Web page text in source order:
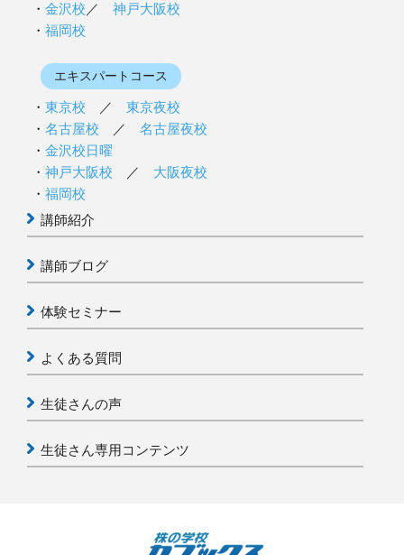
金沢校 ／ 神戸大阪校
福岡校
エキスパートコース
東京校 ／ 東京夜校
名古屋校 ／ 名古屋夜校
金沢校日曜
神戸大阪校 ／ 大阪夜校
福岡校
講師紹介
講師ブログ
体験セミナー
よくある質問
生徒さんの声
生徒さん専用コンテンツ